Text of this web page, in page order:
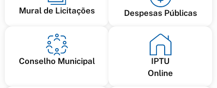
Mural de Licitações Despesas Públicas
Conselho Municipal
IPTU
Online